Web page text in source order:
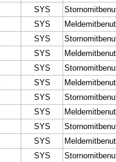
SYS
SYS
SYS
SYS
SYS
SYS
SYS
SYS
SYS
SYS
SYS